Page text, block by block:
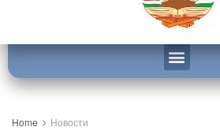
Home Новости